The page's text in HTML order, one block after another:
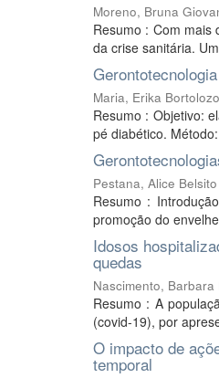
Moreno, Bruna
Resumo : Com mais
da crise sanitária.
Maria, Erika Bortolozo
Resumo : Objetivo:
pé diabético.
Pestana, Alice Belsito
Resumo :
promoção do
Idosos
quedas
Nascimento, Barbara
Resumo : A
(covid-19), por
O impacto de
temporal